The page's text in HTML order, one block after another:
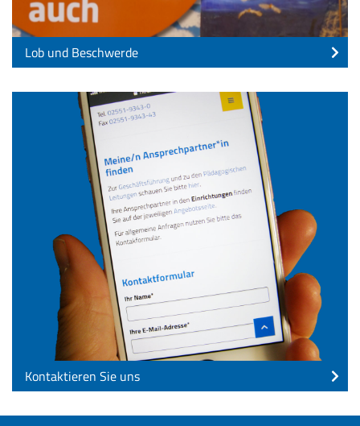
Lob und Beschwerde
Kontaktieren Sie uns